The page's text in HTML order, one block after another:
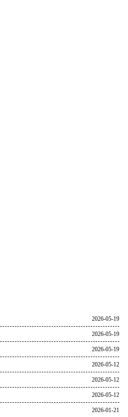
2026-05-19
2026-05-19
2026-05-19
2026-05-12
2026-05-12
2026-05-12
2026-01-21